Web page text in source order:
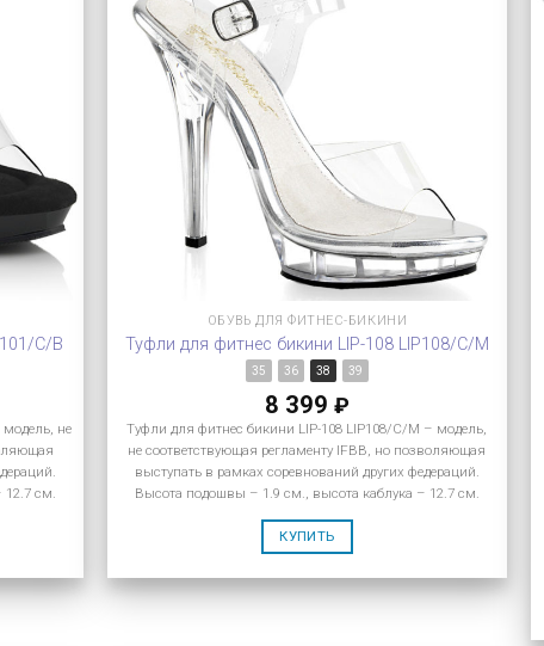
C/B
не
12.7 см.
ОБУВЬ ДЛЯ ФИТНЕС-БИКИНИ
Туфли для фитнес бикини LIP-108 LIP108/C/M
35 36 38 39
8 399 ₽
Туфли для фитнес бикини LIP-108 LIP108/C/M – модель,
не соответствующая регламенту IFBB, но позволяющая
выступать в рамках соревнований других федераций.
Высота подошвы – 1.9 см., высота каблука – 12.7 см.
КУПИТЬ